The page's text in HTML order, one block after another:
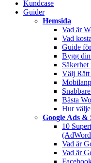
Kundcase
Guider
Hemsida
Vad är
Vad
Guide
Bygg din
Säkerhet
Välj Rätt
Bästa
Hur
Google Ads &
10
Vad är
Vad är